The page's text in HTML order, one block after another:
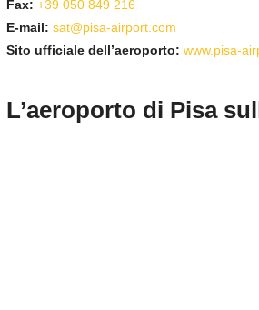
Fax: +39 050 849 216
E-mail: sat@pisa-airport.com
Sito ufficiale dell’aeroporto: www.pisa-
L’aeroporto di Pisa